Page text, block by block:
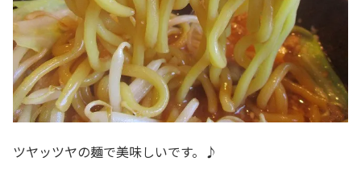
ツヤッツヤの麺で美味しいです。♪